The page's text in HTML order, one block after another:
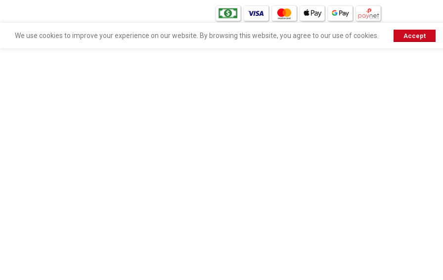
We use cookies to improve your experience on our website. By browsing this website, you agree to our use of cookies. Accept